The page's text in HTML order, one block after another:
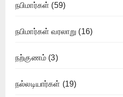
நபிமார்கள் (59)
நபிமார்கள் வரலாறு (16)
நற்குணம் (3)
நல்லடியார்கள் (19)